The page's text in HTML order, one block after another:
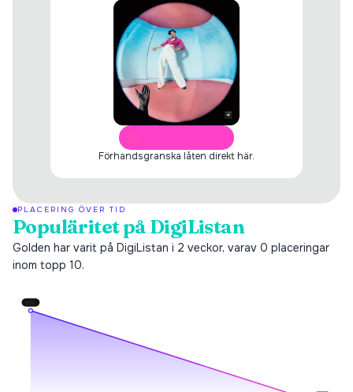
Förhandsgranska låten direkt här.
PLACERING ÖVER TID
Populäritet på DigiListan
Golden har varit på DigiListan i 2 veckor, varav 0 placeringar
inom topp 10.
# 74